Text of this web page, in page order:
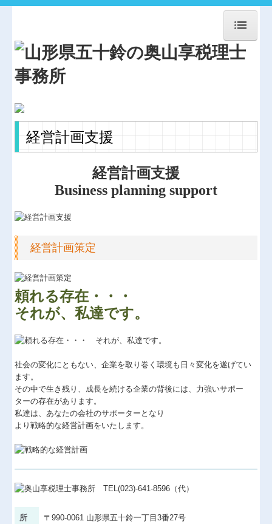
HOME
事務所紹介
経営理念
関連事業案内
相続贈与・事業承継
協同組合経営
農業経営
医療(介護・福祉)
確定申告支援
経営計画支援
社会福祉法人・公益法人
資産運用
IT事業
採用情報
経営者お役立ち情報
経営計画支援
経営計画支援
Business planning support
経営計画策定
頼れる存在・・・
それが、私達です。
社会の変化にともない、企業を取り巻く環境も日々変化を遂げてい
ます。
その中で生き残り、成長を続ける企業の背後には、力強いサポー
ターの存在があります。
私達は、あなたの会社のサポーターとなり
より戦略的な経営計画をいたします。
所
〒990-0061 山形県五十鈴一丁目3番27号